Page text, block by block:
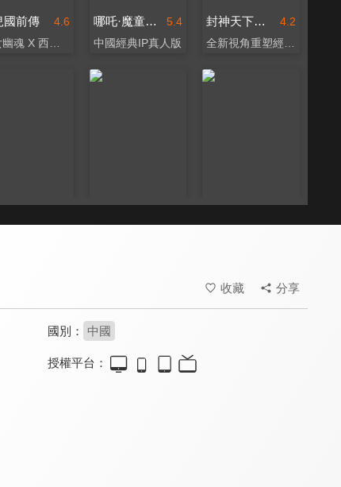
4.6
國前傳
倩女幽魂 X 西遊記
5.4
哪吒·魔童歸來‎
中國經典IP真人版
4.2
封神天下楊戩傳
全新視角重塑經典神話
收藏 分享
國別： 中國
授權平台：